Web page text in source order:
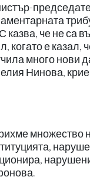
че не са
когато е
много нови
Нинова,
множество